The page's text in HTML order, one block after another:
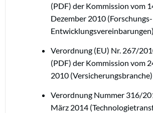
(PDF) der Kommission vom
Dezember 2010
Entwicklungsvereinbarungen)
Verordnung (EU) Nr. 267/
(PDF) der Kommission vom
2010 (Versicherungsbranche)
Verordnung Nummer 316/
März 2014